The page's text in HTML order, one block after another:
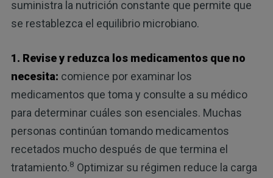
suministra la nutrición constante que permite que
se restablezca el equilibrio microbiano.
1. Revise y reduzca los medicamentos que no
necesita: comience por examinar los
medicamentos que toma y consulte a su médico
para determinar cuáles son esenciales. Muchas
personas continúan tomando medicamentos
recetados mucho después de que termina el
tratamiento.8 Optimizar su régimen reduce la carga